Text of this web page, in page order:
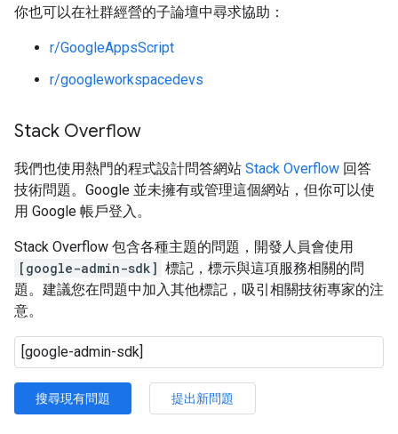
你也可以在社群經營的子論壇中尋求協助：
r/GoogleAppsScript
r/googleworkspacedevs
Stack Overflow
我們也使用熱門的程式設計問答網站 Stack Overflow 回答
技術問題。Google 並未擁有或管理這個網站，但你可以使
用 Google 帳戶登入。
Stack Overflow 包含各種主題的問題，開發人員會使用
[google-admin-sdk] 標記，標示與這項服務相關的問
題。建議您在問題中加入其他標記，吸引相關技術專家的注
意。
搜尋現有問題 提出新問題